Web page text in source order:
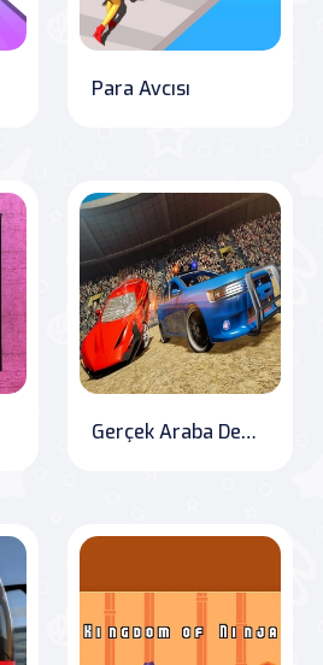
Para Avcısı
Gerçek Araba Demolition Derby Yarış Oyunu